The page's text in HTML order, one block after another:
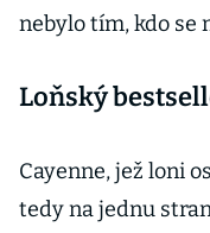
nebylo tím, kdo se
Loňský
Cayenne, jež loni
tedy na jednu